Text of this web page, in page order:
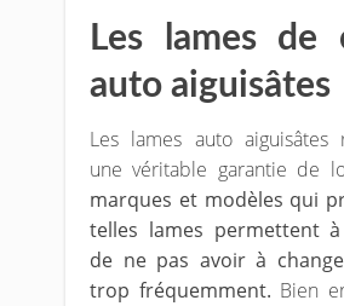
Les lames de
auto aiguisâtes
Les lames auto aiguisâtes
une véritable garantie de
marques et modèles qui
telles lames permettent à
de ne pas avoir à
trop fréquemment. Bien